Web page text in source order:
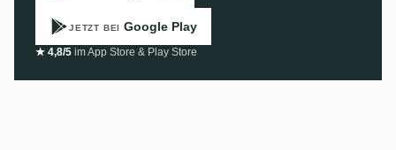
JETZT BEI Google Play
★ 4,8/5 im App Store & Play Store